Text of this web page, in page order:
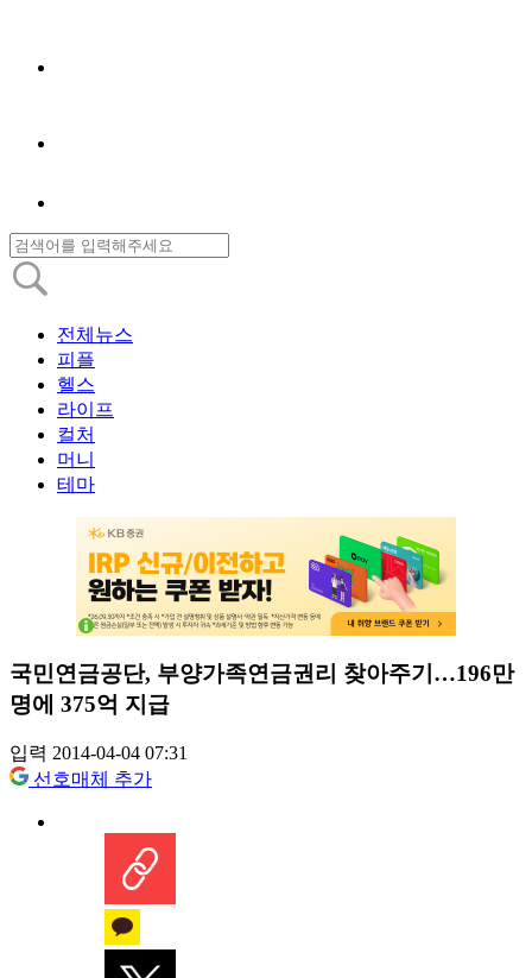
전체뉴스
피플
헬스
라이프
컬처
머니
테마
국민연금공단, 부양가족연금권리 찾아주기…196만
명에 375억 지급
입력 2014-04-04 07:31
선호매체 추가